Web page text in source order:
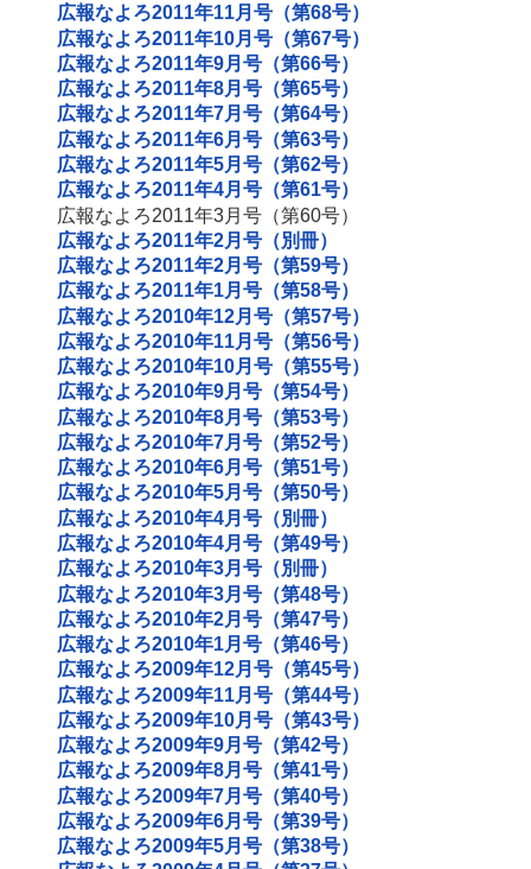
広報なよろ2011年11月号（第68号）
広報なよろ2011年10月号（第67号）
広報なよろ2011年9月号（第66号）
広報なよろ2011年8月号（第65号）
広報なよろ2011年7月号（第64号）
広報なよろ2011年6月号（第63号）
広報なよろ2011年5月号（第62号）
広報なよろ2011年4月号（第61号）
広報なよろ2011年3月号（第60号）
広報なよろ2011年2月号（別冊）
広報なよろ2011年2月号（第59号）
広報なよろ2011年1月号（第58号）
広報なよろ2010年12月号（第57号）
広報なよろ2010年11月号（第56号）
広報なよろ2010年10月号（第55号）
広報なよろ2010年9月号（第54号）
広報なよろ2010年8月号（第53号）
広報なよろ2010年7月号（第52号）
広報なよろ2010年6月号（第51号）
広報なよろ2010年5月号（第50号）
広報なよろ2010年4月号（別冊）
広報なよろ2010年4月号（第49号）
広報なよろ2010年3月号（別冊）
広報なよろ2010年3月号（第48号）
広報なよろ2010年2月号（第47号）
広報なよろ2010年1月号（第46号）
広報なよろ2009年12月号（第45号）
広報なよろ2009年11月号（第44号）
広報なよろ2009年10月号（第43号）
広報なよろ2009年9月号（第42号）
広報なよろ2009年8月号（第41号）
広報なよろ2009年7月号（第40号）
広報なよろ2009年6月号（第39号）
広報なよろ2009年5月号（第38号）